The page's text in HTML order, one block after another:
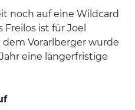
noch auf eine Wildcard
ist für Joel
dem Vorarlberger wurde
eine längerfristige